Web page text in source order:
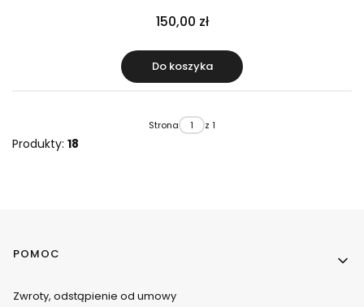
150,00 zł
Do koszyka
Strona z 1
Produkty: 18
Linki w stopce
POMOC
Zwroty, odstąpienie od umowy